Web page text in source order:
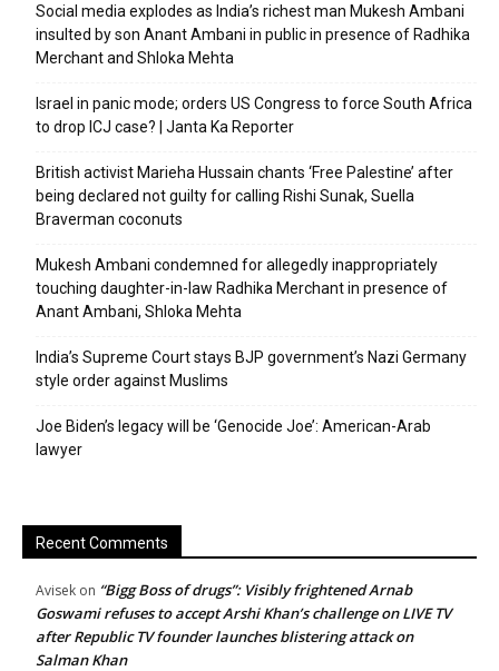
Social media explodes as India’s richest man Mukesh Ambani
insulted by son Anant Ambani in public in presence of Radhika
Merchant and Shloka Mehta
Israel in panic mode; orders US Congress to force South Africa
to drop ICJ case? | Janta Ka Reporter
British activist Marieha Hussain chants ‘Free Palestine’ after
being declared not guilty for calling Rishi Sunak, Suella
Braverman coconuts
Mukesh Ambani condemned for allegedly inappropriately
touching daughter-in-law Radhika Merchant in presence of
Anant Ambani, Shloka Mehta
India’s Supreme Court stays BJP government’s Nazi Germany
style order against Muslims
Joe Biden’s legacy will be ‘Genocide Joe’: American-Arab
lawyer
Recent Comments
Avisek on “Bigg Boss of drugs”: Visibly frightened Arnab
Goswami refuses to accept Arshi Khan’s challenge on LIVE TV
after Republic TV founder launches blistering attack on
Salman Khan